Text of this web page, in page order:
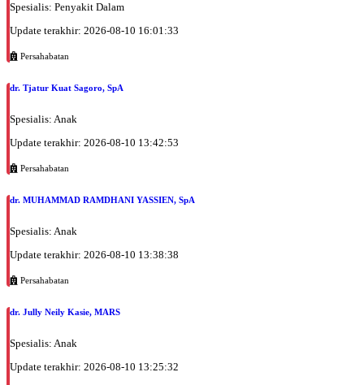
Spesialis: Penyakit Dalam
Update terakhir: 2026-08-10 16:01:33
Persahabatan
dr. Tjatur Kuat Sagoro, SpA
Spesialis: Anak
Update terakhir: 2026-08-10 13:42:53
Persahabatan
dr. MUHAMMAD RAMDHANI YASSIEN, SpA
Spesialis: Anak
Update terakhir: 2026-08-10 13:38:38
Persahabatan
dr. Jully Neily Kasie, MARS
Spesialis: Anak
Update terakhir: 2026-08-10 13:25:32